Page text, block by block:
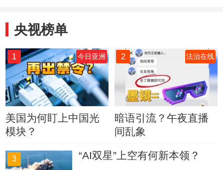
央视榜单
1 今日亚洲
美国为何盯上中国光
模块？
2 法治在线
暗语引流？午夜直播
间乱象
3 “AI双星”上空有何新本领？